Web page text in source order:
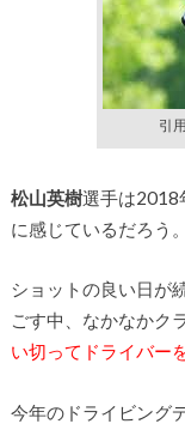
引
松山英樹選手は2018
に感じているだろう。
ショットの良い日が
ごす中、なかなかク
い切ってドライバー
今年のドライビング